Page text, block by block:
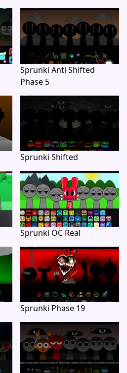
Sprunki Anti Shifted
Phase 5
Sprunki Shifted
Sprunki OC Real
Sprunki Phase 19